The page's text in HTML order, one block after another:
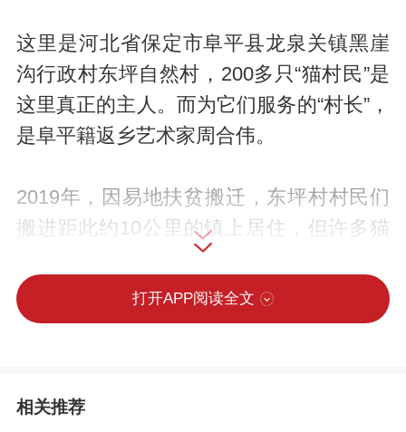
这里是河北省保定市阜平县龙泉关镇黑崖
沟行政村东坪自然村，200多只“猫村民”是
这里真正的主人。而为它们服务的“村长”，
是阜平籍返乡艺术家周合伟。
2019年，因易地扶贫搬迁，东坪村村民们
搬进距此约10公里的镇上居住，但许多猫
不适应城镇生活，“留守”在了村庄。周合伟
在开展艺术乡建时发现了它们，“不忍心让
猫在这里自生自灭”，于是，他向乡里申请
经当地政府统筹，22处闲置院落交由周合
打开APP阅读全文
相关推荐